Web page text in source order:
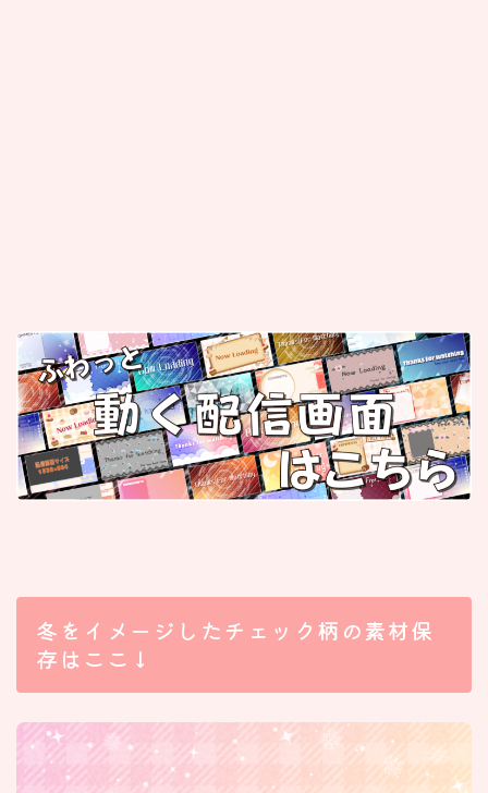
冬をイメージしたチェック柄の素材保
存はここ↓